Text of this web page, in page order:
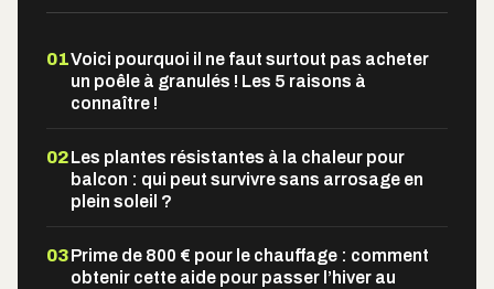
01Voici pourquoi il ne faut surtout pas acheter
un poêle à granulés ! Les 5 raisons à
connaître !
02Les plantes résistantes à la chaleur pour
balcon : qui peut survivre sans arrosage en
plein soleil ?
03Prime de 800 € pour le chauffage : comment
obtenir cette aide pour passer l’hiver au